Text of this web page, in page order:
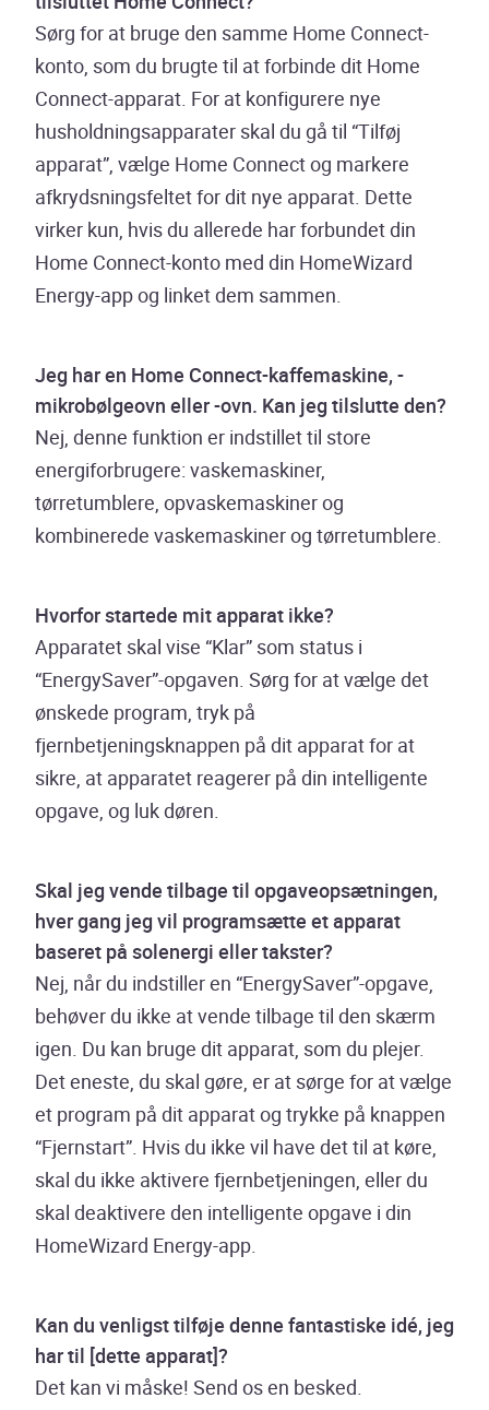
Sørg for at bruge den samme Home Connect-
konto, som du brugte til at forbinde dit Home
Connect-apparat. For at konfigurere nye
husholdningsapparater skal du gå til “Tilføj
apparat”, vælge Home Connect og markere
afkrydsningsfeltet for dit nye apparat. Dette
virker kun, hvis du allerede har forbundet din
Home Connect-konto med din HomeWizard
Energy-app og linket dem sammen.
Jeg har en Home Connect-kaffemaskine, -
mikrobølgeovn eller -ovn. Kan jeg tilslutte den?
Nej, denne funktion er indstillet til store
energiforbrugere: vaskemaskiner,
tørretumblere, opvaskemaskiner og
kombinerede vaskemaskiner og tørretumblere.
Hvorfor startede mit apparat ikke?
Apparatet skal vise “Klar” som status i
“EnergySaver”-opgaven. Sørg for at vælge det
ønskede program, tryk på
fjernbetjeningsknappen på dit apparat for at
sikre, at apparatet reagerer på din intelligente
opgave, og luk døren.
Skal jeg vende tilbage til opgaveopsætningen,
hver gang jeg vil programsætte et apparat
baseret på solenergi eller takster?
Nej, når du indstiller en “EnergySaver”-opgave,
behøver du ikke at vende tilbage til den skærm
igen. Du kan bruge dit apparat, som du plejer.
Det eneste, du skal gøre, er at sørge for at vælge
et program på dit apparat og trykke på knappen
“Fjernstart”. Hvis du ikke vil have det til at køre,
skal du ikke aktivere fjernbetjeningen, eller du
skal deaktivere den intelligente opgave i din
HomeWizard Energy-app.
Kan du venligst tilføje denne fantastiske idé, jeg
har til [dette apparat]?
Det kan vi måske! Send os en besked.